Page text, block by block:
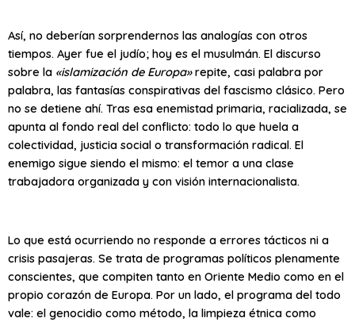
Así, no deberían sorprendernos las analogías con otros
tiempos. Ayer fue el judío; hoy es el musulmán. El discurso
sobre la «islamización de Europa»repite, casi palabra por
palabra, las fantasías conspirativas del fascismo clásico. Pero
no se detiene ahí. Tras esa enemistad primaria, racializada, se
apunta al fondo real del conflicto: todo lo que huela a
colectividad, justicia social o transformación radical. El
enemigo sigue siendo el mismo: el temor a una clase
trabajadora organizada y con visión internacionalista.
Lo que está ocurriendo no responde a errores tácticos ni a
crisis pasajeras. Se trata de programas políticos plenamente
conscientes, que compiten tanto en Oriente Medio como en el
propio corazón de Europa. Por un lado, el programa del todo
vale: el genocidio como método, la limpieza étnica como